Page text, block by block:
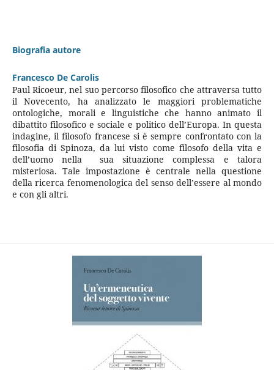
Biografia autore
Francesco De Carolis
Paul Ricoeur, nel suo percorso filosofico che attraversa tutto
il Novecento, ha analizzato le maggiori problematiche
ontologiche, morali e linguistiche che hanno animato il
dibattito filosofico e sociale e politico dell’Europa. In questa
indagine, il filosofo francese si è sempre confrontato con la
filosofia di Spinoza, da lui visto come filosofo della vita e
dell’uomo nella sua situazione complessa e talora
misteriosa. Tale impostazione è centrale nella questione
della ricerca fenomenologica del senso dell’essere al mondo
e con gli altri.